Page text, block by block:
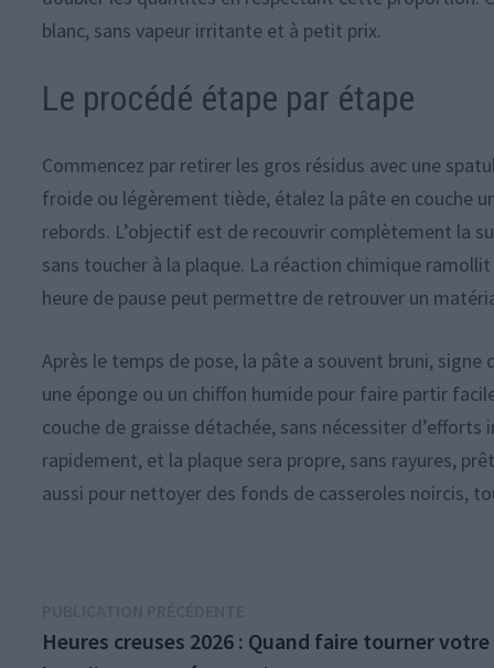
blanc, sans vapeur irritante et à petit prix.
Le procédé étape par étape
Commencez par retirer les gros résidus avec une
froide ou légèrement tiède, étalez la pâte en couche
rebords. L’objectif est de recouvrir complètement la
sans toucher à la plaque. La réaction chimique
heure de pause peut permettre de retrouver un
Après le temps de pose, la pâte a souvent bruni,
une éponge ou un chiffon humide pour faire partir
couche de graisse détachée, sans nécessiter
rapidement, et la plaque sera propre, sans rayures,
aussi pour nettoyer des fonds de casseroles noircis,
de
précédente :
Heures creuses 2026 : Quand faire tourner votre